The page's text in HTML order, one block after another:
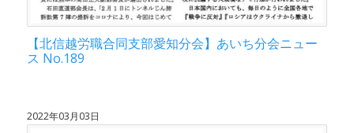
【北信越労職合同支部愛知分会】あいち分会ニュー
ス No.189
2022年03月03日